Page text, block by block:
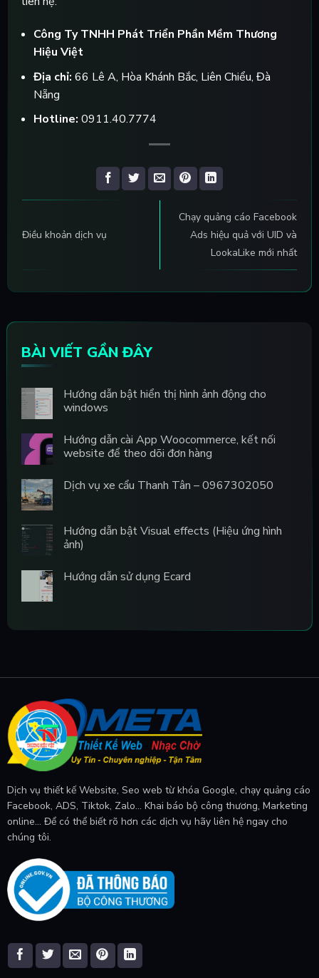
Công Ty TNHH Phát Triển Phần Mềm Thương
Hiệu Việt
Địa chỉ: 66 Lê A, Hòa Khánh Bắc, Liên Chiểu, Đà
Nẵng
Hotline: 0911.40.7774
Điều khoản dịch vụ
Chạy quảng cáo Facebook
Ads hiệu quả với UID và
LookaLike mới nhất
BÀI VIẾT GẦN ĐÂY
Hướng dẫn bật hiển thị hình ảnh động cho
windows
Hướng dẫn cài App Woocommerce, kết nối
website để theo dõi đơn hàng
Dịch vụ xe cẩu Thanh Tân – 0967302050
Hướng dẫn bật Visual effects (Hiệu ứng hình
ảnh)
Hướng dẫn sử dụng Ecard
Dịch vụ thiết kế Website, Seo web từ khóa Google, chạy quảng cáo
Facebook, ADS, Tiktok, Zalo... Khai báo bộ công thương, Marketing
online... Để có thể biết rõ hơn các dịch vụ hãy liên hệ ngay cho
chúng tôi.